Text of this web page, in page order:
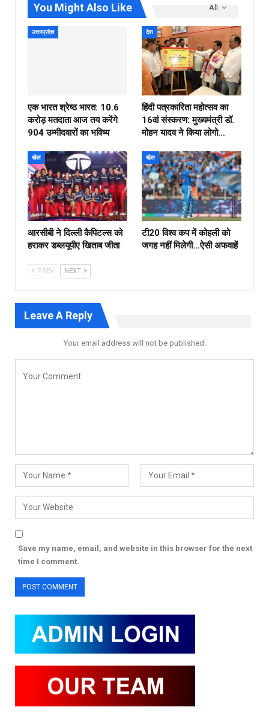
All
You Might Also Like
उत्तरप्रदेश
एक भारत श्रेष्ठ भारत: 10.6
करोड़ मतदाता आज तय करेंगे
904 उम्मीदवारों का भविष्य
देश
हिंदी पत्रकारिता महोत्सव का
16वां संस्करण: मुख्यमंत्री डॉ.
मोहन यादव ने किया लोगो…
खेल
आरसीबी ने दिल्ली कैपिटल्स को
हराकर डब्लयूपीए खिताब जीता
खेल
टी20 विश्व कप में कोहली को
जगह नहीं मिलेगी…ऐसी अफवाहें
PREV NEXT
Leave A Reply
Your email address will not be published.
Save my name, email, and website in this browser for the next
time I comment.